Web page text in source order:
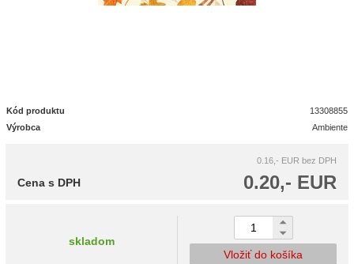
Kód produktu
13308855
Výrobca
Ambiente
0.16,- EUR bez DPH
0.20,- EUR
Cena s DPH
skladom
Vložiť do košíka